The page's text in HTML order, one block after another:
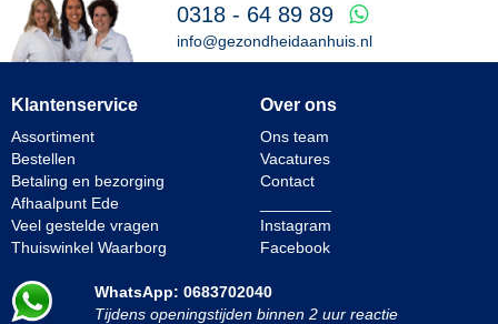
0318 - 64 89 89
info@gezondheidaanhuis.nl
Klantenservice
Assortiment
Bestellen
Betaling en bezorging
Afhaalpunt Ede
Veel gestelde vragen
Thuiswinkel Waarborg
Over ons
Ons team
Vacatures
Contact
Instagram
Facebook
WhatsApp: 0683702040
Tijdens openingstijden binnen 2 uur reactie